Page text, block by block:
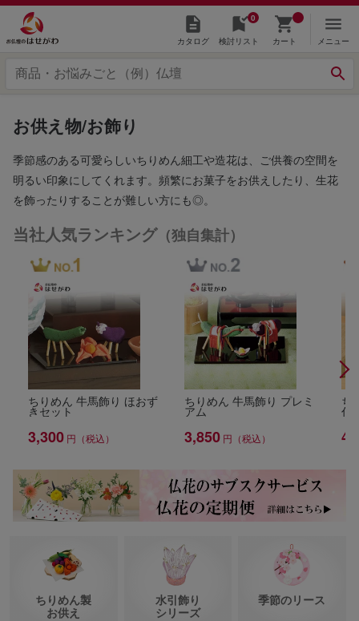
カタログ
0
検討リスト カート メニュー
お供え物/お飾り
季節感のある可愛らしいちりめん細工や造花は、ご供養の空間を
明るい印象にしてくれます。頻繁にお菓子をお供えしたり、生花
を飾ったりすることが難しい方にも◎。
当社人気ランキング（独自集計）
ちりめん 牛馬飾り ほおず
きセット
3,300 円（税込）
ちりめん 牛馬飾り プレミ
アム
3,850 円（税込）
ち
付
ちりめん製
お供え
水引飾り
シリーズ
季節のリース